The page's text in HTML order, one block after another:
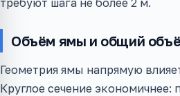
Объём ямы и общий
Геометрия ямы напрямую
Круглое сечение